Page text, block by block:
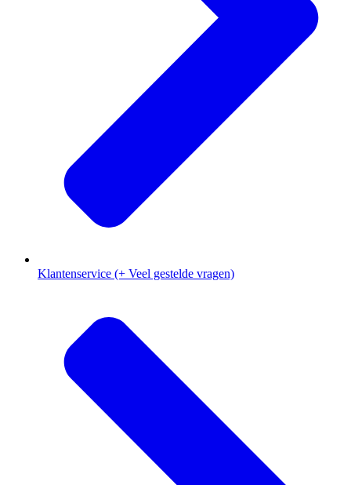
Klantenservice (+ Veel gestelde vragen)